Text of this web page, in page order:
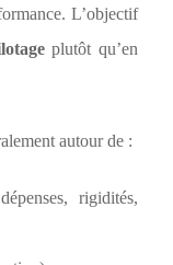
L’objectif
plutôt qu’en
autour de :
rigidités,